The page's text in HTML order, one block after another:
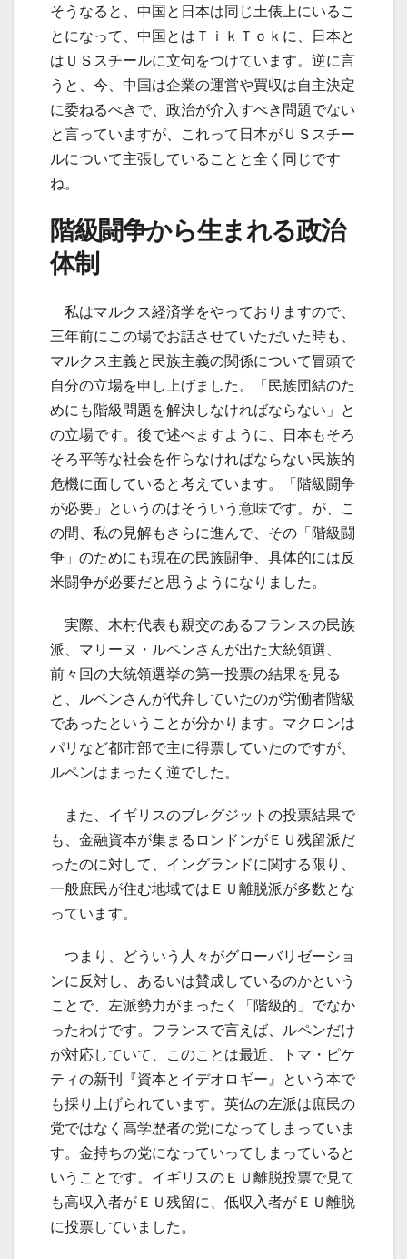
そうなると、中国と日本は同じ土俵上にいるこ
とになって、中国とはＴｉｋＴｏｋに、日本と
はＵＳスチールに文句をつけています。逆に言
うと、今、中国は企業の運営や買収は自主決定
に委ねるべきで、政治が介入すべき問題でない
と言っていますが、これって日本がＵＳスチー
ルについて主張していることと全く同じです
ね。
階級闘争から生まれる政治
体制
私はマルクス経済学をやっておりますので、
三年前にこの場でお話させていただいた時も、
マルクス主義と民族主義の関係について冒頭で
自分の立場を申し上げました。「民族団結のた
めにも階級問題を解決しなければならない」と
の立場です。後で述べますように、日本もそろ
そろ平等な社会を作らなければならない民族的
危機に面していると考えています。「階級闘争
が必要」というのはそういう意味です。が、こ
の間、私の見解もさらに進んで、その「階級闘
争」のためにも現在の民族闘争、具体的には反
米闘争が必要だと思うようになりました。
実際、木村代表も親交のあるフランスの民族
派、マリーヌ・ルペンさんが出た大統領選、
前々回の大統領選挙の第一投票の結果を見る
と、ルペンさんが代弁していたのが労働者階級
であったということが分かります。マクロンは
パリなど都市部で主に得票していたのですが、
ルペンはまったく逆でした。
また、イギリスのブレグジットの投票結果で
も、金融資本が集まるロンドンがＥＵ残留派だ
ったのに対して、イングランドに関する限り、
一般庶民が住む地域ではＥＵ離脱派が多数とな
っています。
つまり、どういう人々がグローバリゼーショ
ンに反対し、あるいは賛成しているのかという
ことで、左派勢力がまったく「階級的」でなか
ったわけです。フランスで言えば、ルペンだけ
が対応していて、このことは最近、トマ・ピケ
ティの新刊『資本とイデオロギー』という本で
も採り上げられています。英仏の左派は庶民の
党ではなく高学歴者の党になってしまっていま
す。金持ちの党になっていってしまっていると
いうことです。イギリスのＥＵ離脱投票で見て
も高収入者がＥＵ残留に、低収入者がＥＵ離脱
に投票していました。